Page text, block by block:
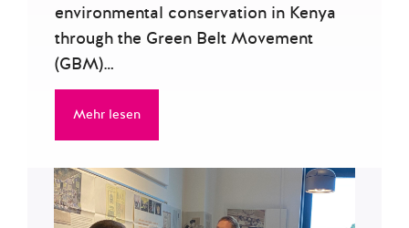
environmental conservation in Kenya
through the Green Belt Movement
(GBM)…
Mehr lesen